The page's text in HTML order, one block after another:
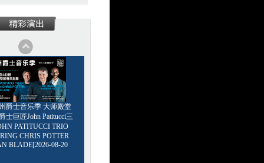
爵士音乐季 大师殿堂
士巨匠John Patitucci三
PATITUCCI TRIO
CHRIS POTTER
BLADE[2026-08-20